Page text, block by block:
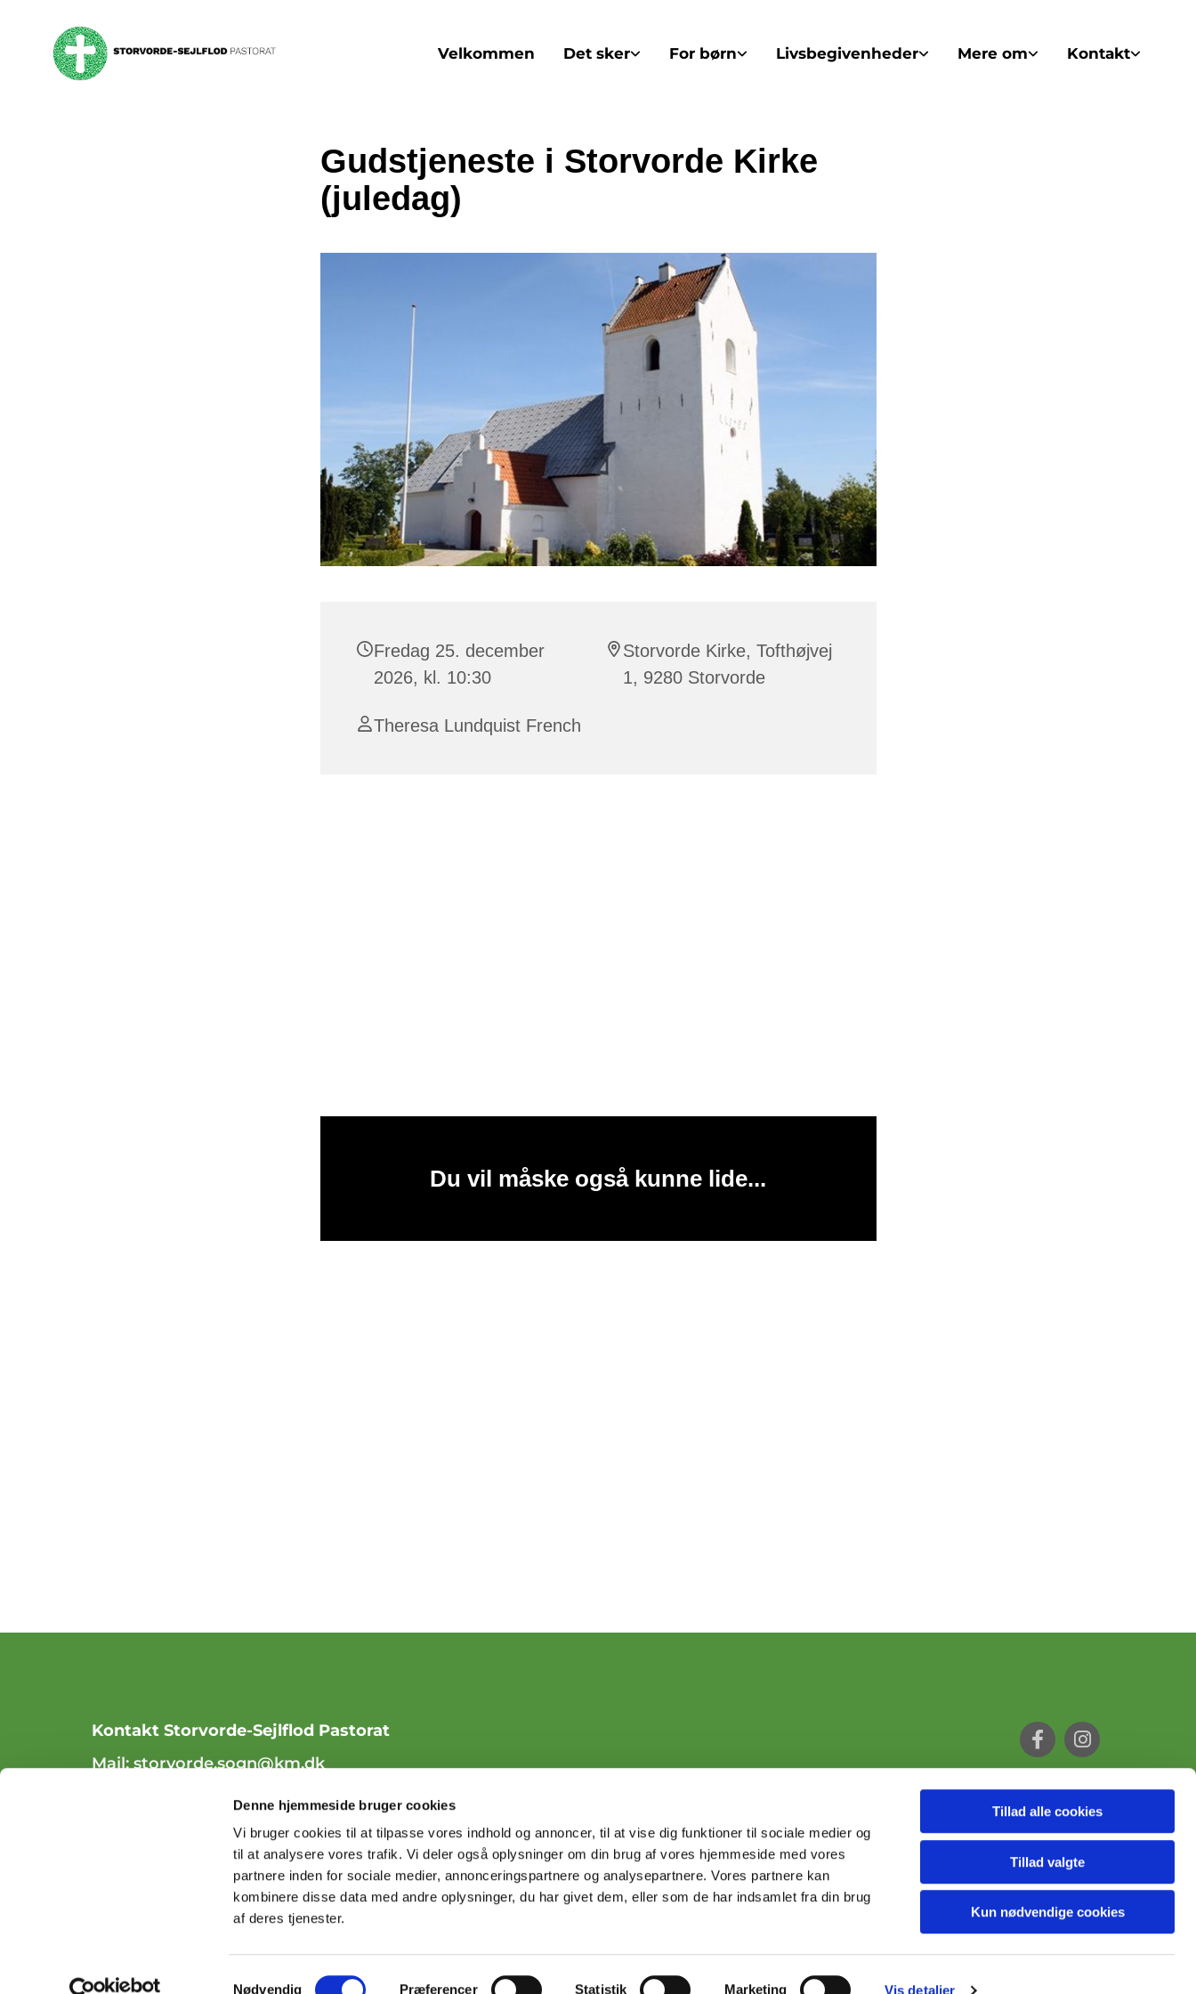
Denne hjemmeside bruger cookies
Vi bruger cookies til at tilpasse vores indhold og annoncer, til at vise dig funktioner til sociale medier og
til at analysere vores trafik. Vi deler også oplysninger om din brug af vores hjemmeside med vores
partnere inden for sociale medier, annonceringspartnere og analysepartnere. Vores partnere kan
kombinere disse data med andre oplysninger, du har givet dem, eller som de har indsamlet fra din brug
af deres tjenester.
Samtykkevalg
Nødvendig Præferencer Statistik Marketing Vis detaljer
Tillad alle cookies
Tillad valgte
Kun nødvendige cookies
Velkommen Det sker For børn Livsbegivenheder Mere om Kontakt
Gudstjeneste i Storvorde Kirke
(juledag)
Fredag 25. december
2026, kl. 10:30
Storvorde Kirke, Tofthøjvej
1, 9280 Storvorde
Theresa Lundquist French
Du vil måske også kunne lide...
Kontakt Storvorde-Sejlflod Pastorat
Mail:storvorde.sogn@km.dk